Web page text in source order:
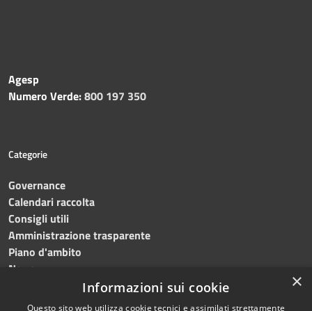
Agesp
Numero Verde:800 197 350
Categorie
Governance
Calendari raccolta
Consigli utili
Amministrazione trasparente
Piano d'ambito
News
×
Informazioni sui cookie
Questo sito web utilizza cookie tecnici e assimilati strettamente